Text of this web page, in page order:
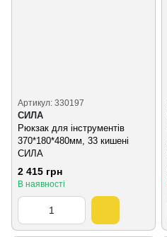
Артикул: 330197
СИЛА
Рюкзак для інструментів
370*180*480мм, 33 кишені
СИЛА
2 415 грн
В наявності